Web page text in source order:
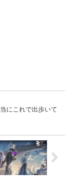
にこれで出歩いて